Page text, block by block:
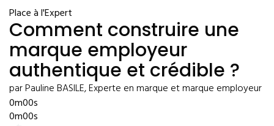
Place à l'Expert
Comment construire une
marque employeur
authentique et crédible ?
par Pauline BASILE, Experte en marque et marque employeur
0m00s
0m00s